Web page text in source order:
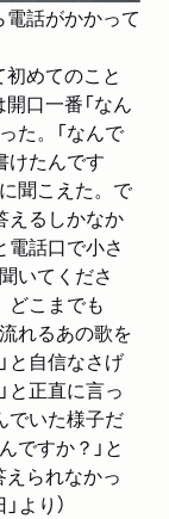
話がかかって
めてのこと
口一番「なん
た。 「なんで
けたんです
聞こえた。 で
えるしかなか
電話口で小さ
いてくださ
どこまでも
れるあの歌を
と自信なさげ
と正直に言っ
でいた様子だ
ですか？」と
られなかっ
より）